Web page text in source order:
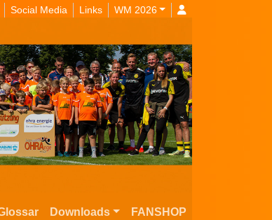
Social Media Links WM 2026
Downloads FANSHOP